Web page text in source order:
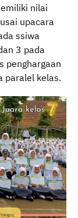
nilai
upacara
ssiwa
3 pada
penghargaan
paralel kelas.